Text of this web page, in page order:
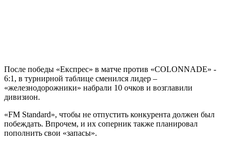
После победы «Експрес» в матче против «COLONNADE» -
6:1, в турнирной таблице сменился лидер –
«железнодорожники» набрали 10 очков и возглавили
дивизион.
«FM Standard», чтобы не отпустить конкурента должен был
побеждать. Впрочем, и их соперник также планировал
пополнить свои «запасы».